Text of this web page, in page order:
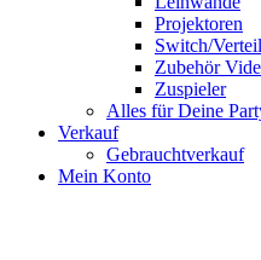
Projektoren
Switch/
Zubehör
Zuspieler
Alles für Deine
Verkauf
Gebrauchtverkauf
Mein Konto